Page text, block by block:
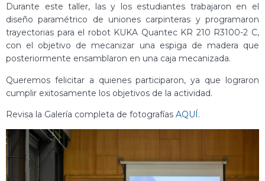
Durante este taller, las y los estudiantes trabajaron en el
diseño paramétrico de uniones carpinteras y programaron
trayectorias para el robot KUKA Quantec KR 210 R3100-2 C,
con el objetivo de mecanizar una espiga de madera que
posteriormente ensamblaron en una caja mecanizada.
Queremos felicitar a quienes participaron, ya que lograron
cumplir exitosamente los objetivos de la actividad.
Revisa la Galería completa de fotografías AQUÍ.